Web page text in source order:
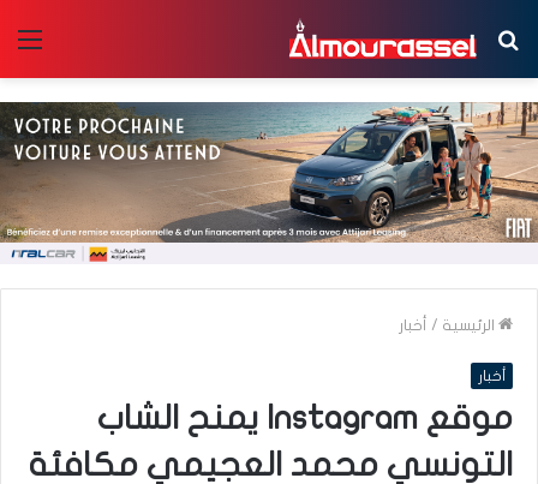
بحث
عن
الرئيسية / أخبار
أخبار
موقع Instagram يمنح الشاب
التونسي محمد العجيمي مكافئة